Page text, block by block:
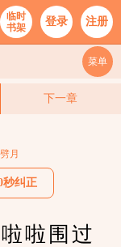
临时
书架
登录 注册
菜单
下一章
月
秒纠正
啦围过